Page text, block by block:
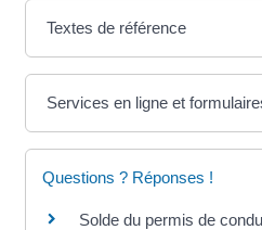
Textes de référence
Services en ligne et
Questions ? Réponses !
Solde du permis de